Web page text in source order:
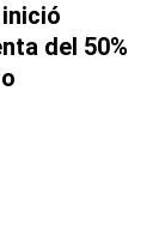
del 50%